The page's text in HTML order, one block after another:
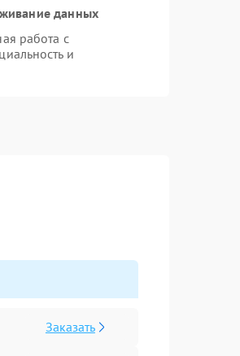
данных
работа с
и
Заказать